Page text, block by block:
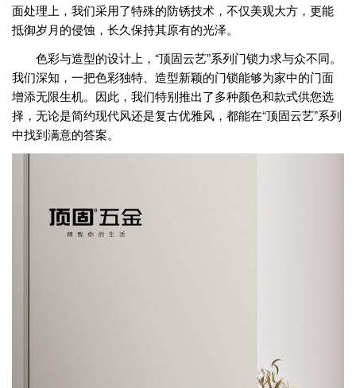
面处理上，我们采用了特殊的防锈技术，不仅美观大方，更能
抵御岁月的侵蚀，长久保持其原有的光泽。
色彩与造型的设计上，“顶固云艺”系列门锁力求与众不同。
我们深知，一把色彩独特、造型新颖的门锁能够为家中的门面
增添无限生机。因此，我们特别推出了多种颜色和款式供您选
择，无论是简约现代风还是复古优雅风，都能在“顶固云艺”系列
中找到满意的答案。